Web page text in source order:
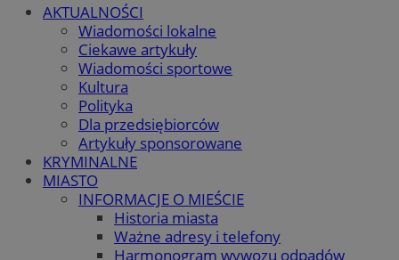
AKTUALNOŚCI
Wiadomości lokalne
Ciekawe artykuły
Wiadomości sportowe
Kultura
Polityka
Dla przedsiębiorców
Artykuły sponsorowane
KRYMINALNE
MIASTO
INFORMACJE O MIEŚCIE
Historia miasta
Ważne adresy i telefony
Harmonogram wywozu odpadów